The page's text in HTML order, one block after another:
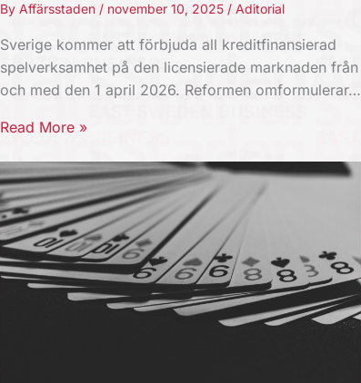
By Affärsstaden / november 10, 2025 / Aditorial
Sverige kommer att förbjuda all kreditfinansierad
spelverksamhet på den licensierade marknaden från
och med den 1 april 2026. Reformen omformulerar…
Read More »